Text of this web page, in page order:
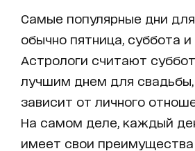
Самые популярные дни
обычно пятница, суббота и
Астрологи считают
лучшим днем для свадьбы,
зависит от личного
На самом деле, каждый
имеет свои преимущества